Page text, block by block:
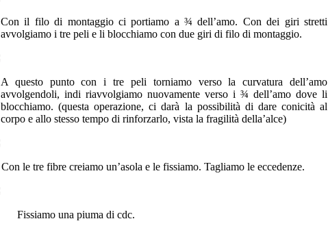
Con il filo di montaggio ci portiamo a ¾ dell’amo. Con dei giri stretti
avvolgiamo i tre peli e li blocchiamo con due giri di filo di montaggio.
A questo punto con i tre peli torniamo verso la curvatura dell’amo
avvolgendoli, indi riavvolgiamo nuovamente verso i ¾ dell’amo dove li
blocchiamo. (questa operazione, ci darà la possibilità di dare conicità al
corpo e allo stesso tempo di rinforzarlo, vista la fragilità della’alce)
Con le tre fibre creiamo un’asola e le fissiamo. Tagliamo le eccedenze.
Fissiamo una piuma di cdc.